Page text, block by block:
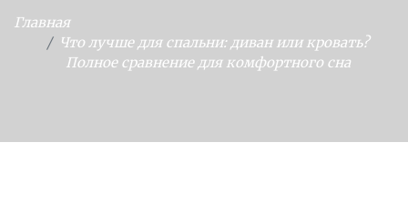
Главная
Что лучше для спальни: диван или кровать?
Полное сравнение для комфортного сна